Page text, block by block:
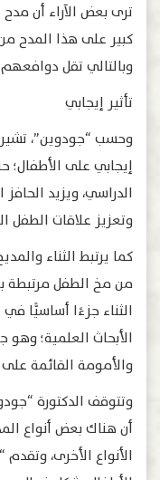
ترى بعض الآراء أن
كبير على هذا المدح
وبالتالي تقل دوافعهم
تأثير إيجابي
وحسب “جودوين”، تشير
إيجابي على الأطفال؛
الدراسي، ويزيد
وتعزيز علاقات الطفل
كما يرتبط الثناء
من مخ الطفل مرتبطة
الثناء جزءًا أساسيًّا
الأبحاث العلمية؛
والأمومة القائمة على الأدلة.7
وتتوقف الدكتورة
أن هناك بعض أنواع